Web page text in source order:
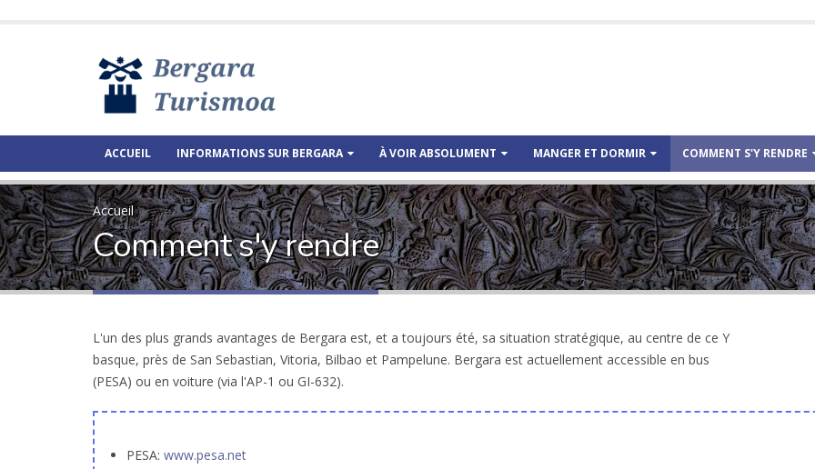
ACCUEIL INFORMATIONS SUR BERGARA À VOIR ABSOLUMENT MANGER ET DORMIR COMMENT S'Y RENDRE
Accueil
Comment s'y rendre
L'un des plus grands avantages de Bergara est, et a toujours été, sa situation stratégique, au centre de ce Y
basque, près de San Sebastian, Vitoria, Bilbao et Pampelune. Bergara est actuellement accessible en bus
(PESA) ou en voiture (via l'AP-1 ou GI-632).
PESA: www.pesa.net